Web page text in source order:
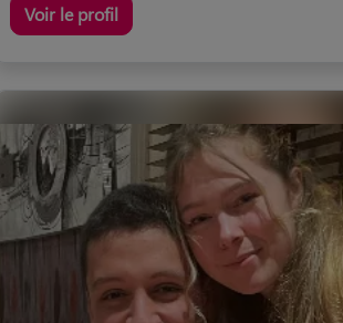
Voir le profil